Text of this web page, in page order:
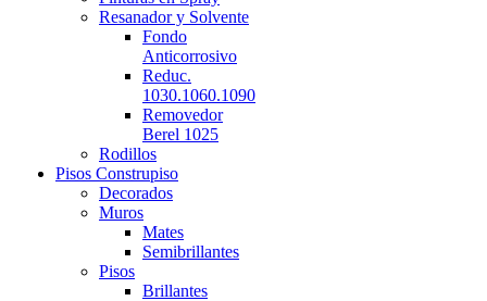
Resanador y Solvente
Fondo
Anticorrosivo
Reduc.
1030.1060.1090
Removedor
Berel 1025
Rodillos
Pisos Construpiso
Decorados
Muros
Mates
Semibrillantes
Pisos
Brillantes